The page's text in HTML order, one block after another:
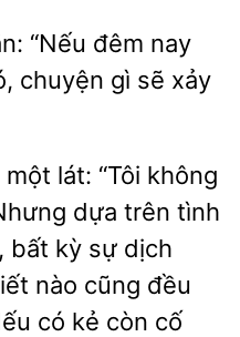
“Nếu đêm nay
chuyện gì
xảy
lát: “Tôi không
dựa trên tình
bất kỳ sự dịch
cũng đều
có kẻ còn cố